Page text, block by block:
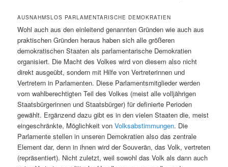
AUSNAHMSLOS PARLAMENTARISCHE DEMOKRATIEN
Wohl auch aus den einleitend genannten Gründen wie auch aus
praktischen Gründen heraus haben sich alle größeren
demokratischen Staaten als parlamentarische Demokratien
organisiert. Die Macht des Volkes wird von diesem also nicht
direkt ausgeübt, sondern mit Hilfe von Vertreterinnen und
Vertretern in Parlamenten. Diese Parlamentsmitglieder werden
vom wahlberechtigten Teil des Volkes (meist alle volljährigen
Staatsbürgerinnen und Staatsbürger) für definierte Perioden
gewählt. Ergänzend dazu gibt es in den vielen Staaten die, meist
eingeschränkte, Möglichkeit vonVolksabstimmungen. Die
Parlamente stellen in unseren Demokratien also das zentrale
Element dar, denn in ihnen wird der Souverän, das Volk, vertreten
(repräsentiert). Nicht zuletzt, weil sowohl das Volk als dann auch